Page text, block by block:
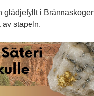
glädjefyllt i
av stapeln.